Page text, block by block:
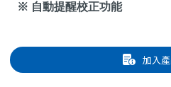
※ 自動提醒校正功能
加入